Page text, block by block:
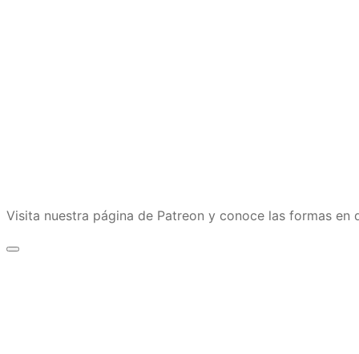
Visita nuestra página de Patreon y conoce las formas en